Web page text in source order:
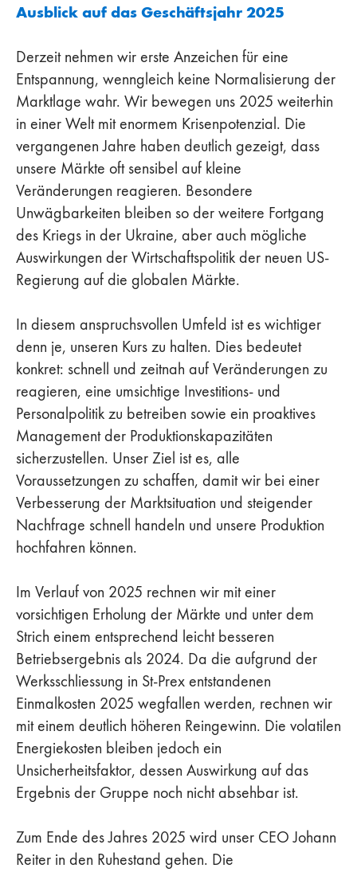
Ausblick auf das Geschäftsjahr 2025
Derzeit nehmen wir erste Anzeichen für eine
Entspannung, wenngleich keine Normalisierung der
Marktlage wahr. Wir bewegen uns 2025 weiterhin
in einer Welt mit enormem Krisenpotenzial. Die
vergangenen Jahre haben deutlich gezeigt, dass
unsere Märkte oft sensibel auf kleine
Veränderungen reagieren. Besondere
Unwägbarkeiten bleiben so der weitere Fortgang
des Kriegs in der Ukraine, aber auch mögliche
Auswirkungen der Wirtschaftspolitik der neuen US-
Regierung auf die globalen Märkte.
In diesem anspruchsvollen Umfeld ist es wichtiger
denn je, unseren Kurs zu halten. Dies bedeutet
konkret: schnell und zeitnah auf Veränderungen zu
reagieren, eine umsichtige Investitions- und
Personalpolitik zu betreiben sowie ein proaktives
Management der Produktionskapazitäten
sicherzustellen. Unser Ziel ist es, alle
Voraussetzungen zu schaffen, damit wir bei einer
Verbesserung der Marktsituation und steigender
Nachfrage schnell handeln und unsere Produktion
hochfahren können.
Im Verlauf von 2025 rechnen wir mit einer
vorsichtigen Erholung der Märkte und unter dem
Strich einem entsprechend leicht besseren
Betriebsergebnis als 2024. Da die aufgrund der
Werksschliessung in St-Prex entstandenen
Einmalkosten 2025 wegfallen werden, rechnen wir
mit einem deutlich höheren Reingewinn. Die volatilen
Energiekosten bleiben jedoch ein
Unsicherheitsfaktor, dessen Auswirkung auf das
Ergebnis der Gruppe noch nicht absehbar ist.
Zum Ende des Jahres 2025 wird unser CEO Johann
Reiter in den Ruhestand gehen. Die